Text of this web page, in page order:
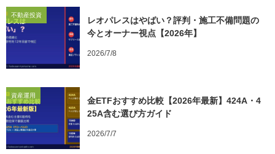
不動産投資
レオパレスはやばい？評判・施工不備問題の
今とオーナー視点【2026年】
2026/7/8
資産運用
金ETFおすすめ比較【2026年最新】424A・4
25A含む選び方ガイド
2026/7/7